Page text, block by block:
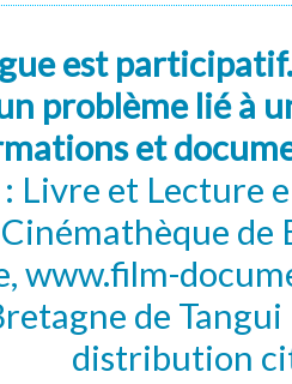
est
problème lié à
et
Livre et Lecture
de
www.film-
de
distribution